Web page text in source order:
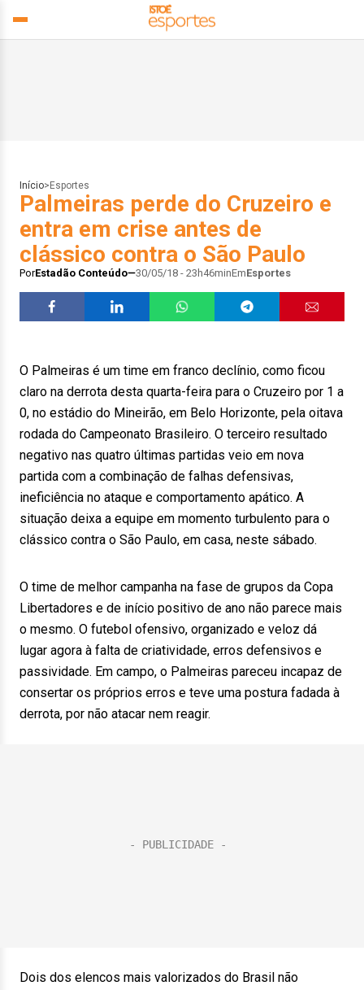
Início> Esportes
Palmeiras perde do Cruzeiro e
entra em crise antes de
clássico contra o São Paulo
PorEstadão Conteúdo 30/05/18 - 23h46minEmEsportes
O Palmeiras é um time em franco declínio, como ficou
claro na derrota desta quarta-feira para o Cruzeiro por 1 a
0, no estádio do Mineirão, em Belo Horizonte, pela oitava
rodada do Campeonato Brasileiro. O terceiro resultado
negativo nas quatro últimas partidas veio em nova
partida com a combinação de falhas defensivas,
ineficiência no ataque e comportamento apático. A
situação deixa a equipe em momento turbulento para o
clássico contra o São Paulo, em casa, neste sábado.
O time de melhor campanha na fase de grupos da Copa
Libertadores e de início positivo de ano não parece mais
o mesmo. O futebol ofensivo, organizado e veloz dá
lugar agora à falta de criatividade, erros defensivos e
passividade. Em campo, o Palmeiras pareceu incapaz de
consertar os próprios erros e teve uma postura fadada à
derrota, por não atacar nem reagir.
Dois dos elencos mais valorizados do Brasil não